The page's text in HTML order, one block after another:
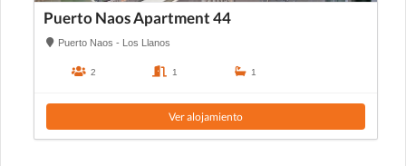
Puerto Naos Apartment 44
Puerto Naos - Los Llanos
2 1 1
Ver alojamiento